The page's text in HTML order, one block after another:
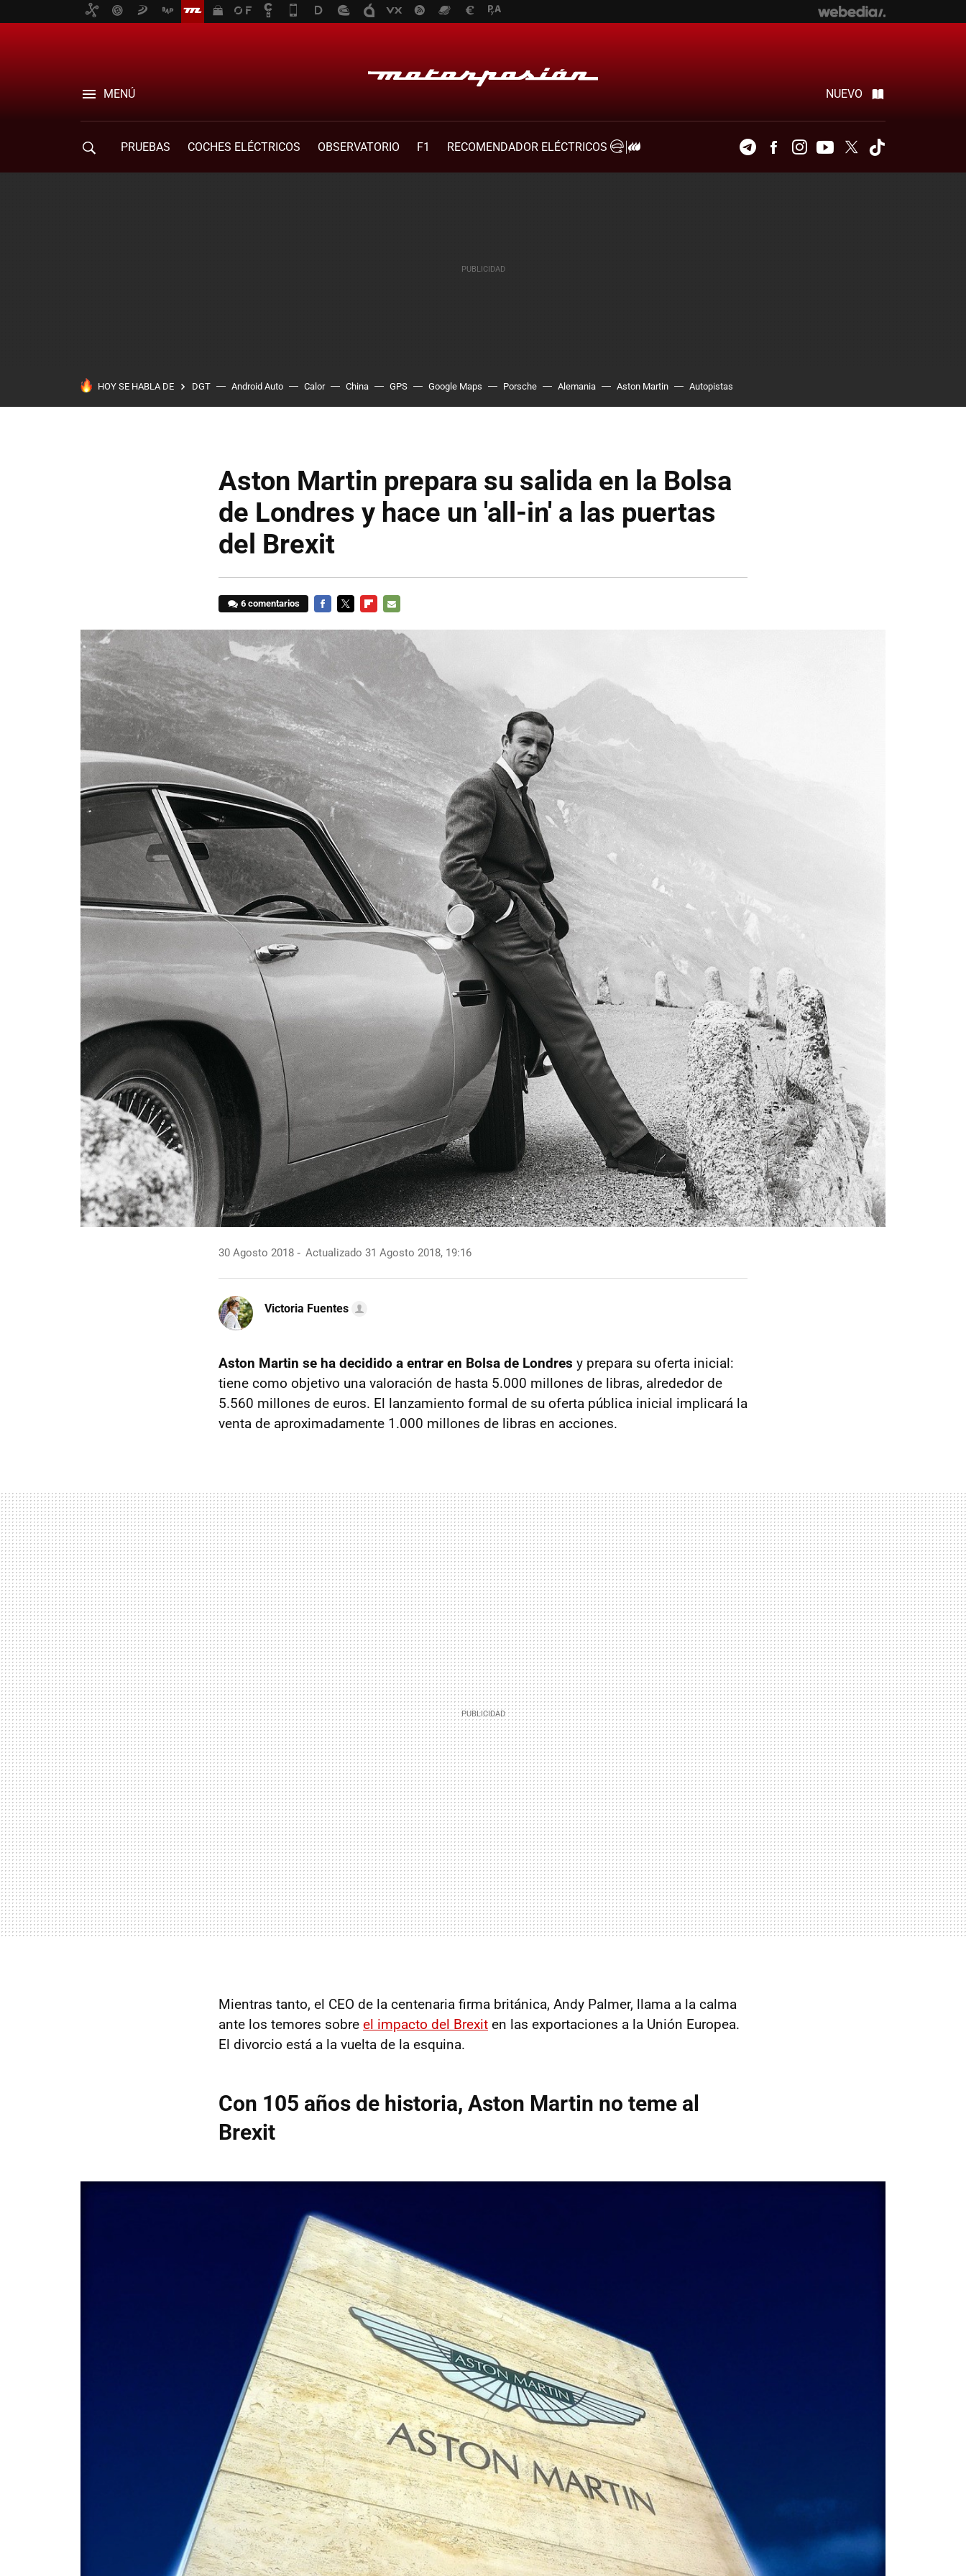
MENÚ NUEVO
PRUEBAS COCHES ELÉCTRICOS OBSERVATORIO F1
RECOMENDADOR ELÉCTRICOS
TelegramFacebookInstagramYoutubeTwitter
HOY SE HABLA DE DGT Android Auto Calor China GPS Google Maps Porsche Alemania Aston Martin Autopistas
Aston Martin prepara su salida en la Bolsa
de Londres y hace un 'all-in' a las puertas
del Brexit
6 comentarios
MAIL
30 Agosto 2018 Actualizado 31 Agosto 2018, 19:16
Victoria Fuentes
Aston Martin se ha decidido a entrar en Bolsa de Londres y prepara su oferta inicial:
tiene como objetivo una valoración de hasta 5.000 millones de libras, alrededor de
5.560 millones de euros. El lanzamiento formal de su oferta pública inicial implicará la
venta de aproximadamente 1.000 millones de libras en acciones.
Mientras tanto, el CEO de la centenaria firma británica, Andy Palmer, llama a la calma
ante los temores sobre el impacto del Brexit en las exportaciones a la Unión Europea.
El divorcio está a la vuelta de la esquina.
Con 105 años de historia, Aston Martin no teme al
Brexit